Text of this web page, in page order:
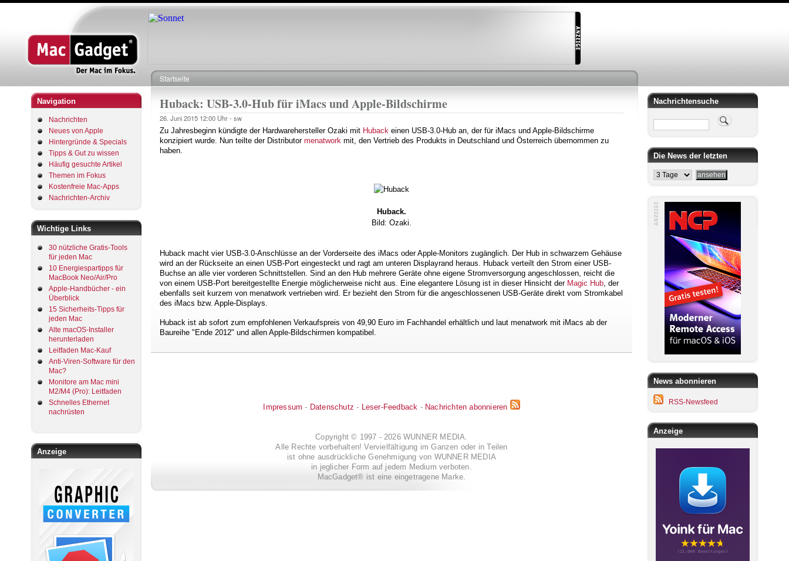
Direkt
Navigation
Nachrichten
Neues von Apple
Hintergründe & Specials
Tipps & Gut zu wissen
Häufig gesuchte Artikel
Themen im Fokus
Kostenfreie Mac-Apps
Nachrichten-Archiv
Wichtige Links
30 nützliche Gratis-Tools
für jeden Mac
10 Energiespartipps für
MacBook Neo/Air/Pro
Apple-Handbücher - ein
Überblick
15 Sicherheits-Tipps für
jeden Mac
Alte macOS-Installer
herunterladen
Leitfaden Mac-Kauf
Anti-Viren-Software für den
Mac?
Monitore am Mac mini
M2/M4 (Pro): Leitfaden
Schnelles Ethernet
nachrüsten
Anzeige
Pfadnavigation
Startseite
Huback: USB-3.0-Hub für iMacs und Apple-Bildschirme
26. Juni 2015 12:00 Uhr - sw
Zu Jahresbeginn kündigte der Hardwarehersteller Ozaki mit Huback einen USB-3.0-Hub an, der für iMacs und Apple-Bildschirme
konzipiert wurde. Nun teilte der Distributor menatwork mit, den Vertrieb des Produkts in Deutschland und Österreich übernommen zu
haben.
Huback.
Bild: Ozaki.
Huback macht vier USB-3.0-Anschlüsse an der Vorderseite des iMacs oder Apple-Monitors zugänglich. Der Hub in schwarzem Gehäuse
wird an der Rückseite an einen USB-Port eingesteckt und ragt am unteren Displayrand heraus. Huback verteilt den Strom einer USB-
Buchse an alle vier vorderen Schnittstellen. Sind an den Hub mehrere Geräte ohne eigene Stromversorgung angeschlossen, reicht die
von einem USB-Port bereitgestellte Energie möglicherweise nicht aus. Eine elegantere Lösung ist in dieser Hinsicht der Magic Hub, der
ebenfalls seit kurzem von menatwork vertrieben wird. Er bezieht den Strom für die angeschlossenen USB-Geräte direkt vom Stromkabel
des iMacs bzw. Apple-Displays.
Huback ist ab sofort zum empfohlenen Verkaufspreis von 49,90 Euro im Fachhandel erhältlich und laut menatwork mit iMacs ab der
Baureihe "Ende 2012" und allen Apple-Bildschirmen kompatibel.
Impressum - Datenschutz - Leser-Feedback - Nachrichten abonnieren
Copyright © 1997 - 2026 WUNNER MEDIA.
Alle Rechte vorbehalten! Vervielfältigung im Ganzen oder in Teilen
ist ohne ausdrückliche Genehmigung von WUNNER MEDIA
in jeglicher Form auf jedem Medium verboten.
MacGadget® ist eine eingetragene Marke.
Nachrichtensuche
Suche
Die News der letzten
News abonnieren
RSS-Newsfeed
Anzeige